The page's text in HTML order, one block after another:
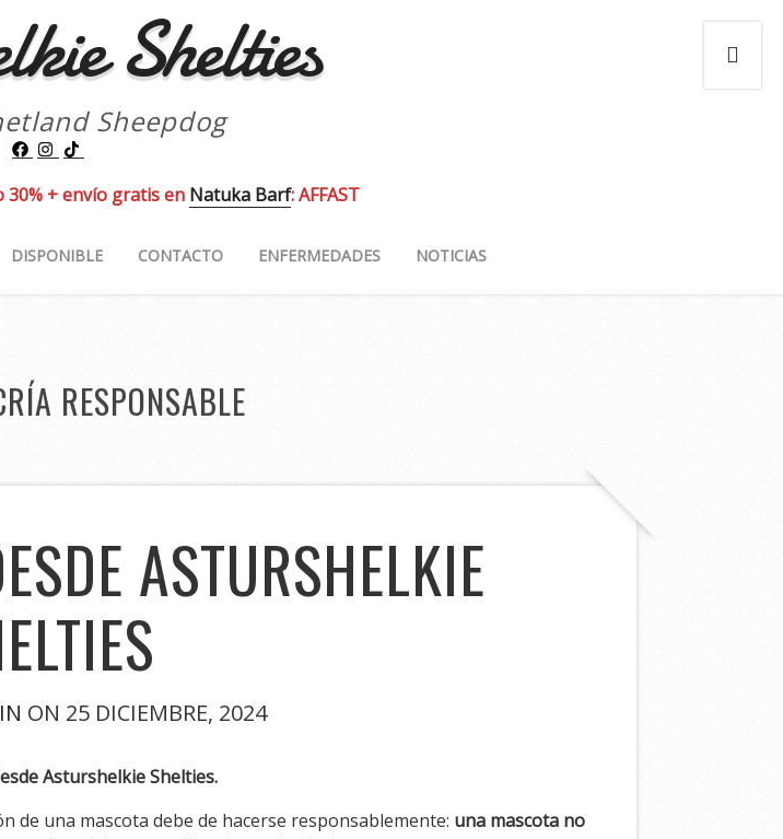
Shelties
Sheepdog
+ envío gratis en Natuka Barf: AFFAST
DISPONIBLE CONTACTO ENFERMEDADES NOTICIAS
RESPONSABLE
ASTURSHELKIE
ON 25 DICIEMBRE, 2024
Asturshelkie Shelties.
de una mascota debe de hacerse responsablemente: una mascota no